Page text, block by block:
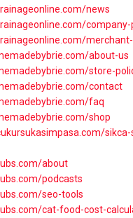
news
company-
about-us
store-
contact
faq
shop
sikca-
about
podcasts
seo-tools
cat-food-cost-